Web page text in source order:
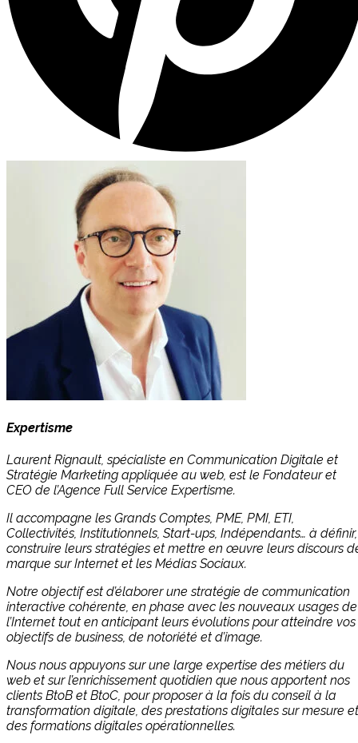
Expertisme
Laurent Rignault, spécialiste en Communication Digitale et
Stratégie Marketing appliquée au web, est le Fondateur et
CEO de l’Agence Full Service Expertisme.
Il accompagne les Grands Comptes, PME, PMI, ETI,
Collectivités, Institutionnels, Start-ups, Indépendants… à définir,
construire leurs stratégies et mettre en œuvre leurs discours
marque sur Internet et les Médias Sociaux.
Notre objectif est d’élaborer une stratégie de communication
interactive cohérente, en phase avec les nouveaux usages de
l’Internet tout en anticipant leurs évolutions pour atteindre vos
objectifs de business, de notoriété et d’image.
Nous nous appuyons sur une large expertise des métiers du
web et sur l’enrichissement quotidien que nous apportent nos
clients BtoB et BtoC, pour proposer à la fois du conseil à la
transformation digitale, des prestations digitales sur mesure et
des formations digitales opérationnelles.